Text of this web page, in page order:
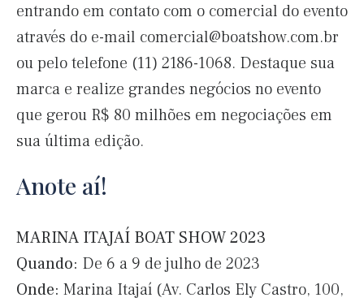
entrando em contato com o comercial do evento
através do e-mail comercial@boatshow.com.br
ou pelo telefone (11) 2186-1068. Destaque sua
marca e realize grandes negócios no evento
que gerou R$ 80 milhões em negociações em
sua última edição.
Anote aí!
MARINA ITAJAÍ BOAT SHOW 2023
Quando: De 6 a 9 de julho de 2023
Onde: Marina Itajaí (Av. Carlos Ely Castro, 100,